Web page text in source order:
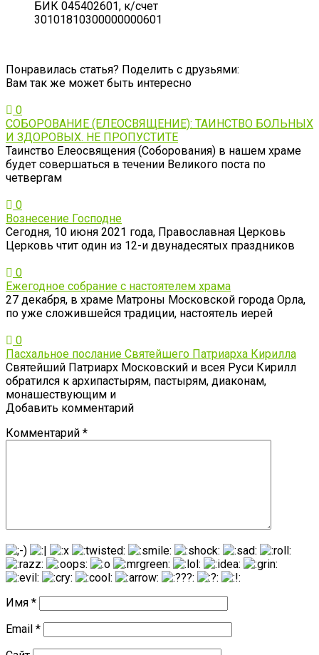
БИК 045402601, к/счет
30101810300000000601
Понравилась статья? Поделить с друзьями:
Вам так же может быть интересно
0
СОБОРОВАНИЕ (ЕЛЕОСВЯЩЕНИЕ): ТАИНСТВО БОЛЬНЫХ
И ЗДОРОВЫХ. НЕ ПРОПУСТИТЕ
Таинство Елеосвящения (Соборования) в нашем храме
будет совершаться в течении Великого поста по
четвергам
0
Вознесение Господне
Сегодня, 10 июня 2021 года, Православная Церковь
Церковь чтит один из 12-и двунадесятых праздников
0
Ежегодное собрание с настоятелем храма
27 декабря, в храме Матроны Московской города Орла,
по уже сложившейся традиции, настоятель иерей
0
Пасхальное послание Святейшего Патриарха Кирилла
Святейший Патриарх Московский и всея Руси Кирилл
обратился к архипастырям, пастырям, диаконам,
монашествующим и
Добавить комментарий
Комментарий *
Имя *
Email *